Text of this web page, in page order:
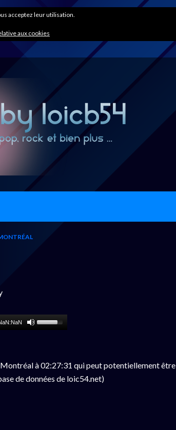
à 02:27:31 qui peut potentiellement être
de données de loic54.net)
acceptez leur utilisation.
aux cookies